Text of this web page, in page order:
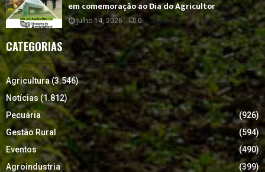
em comemoração ao Dia do Agricultor
julho 14, 2026 0
CATEGORIAS
Agricultura(3.546)
Notícias (1.812)
Pecuária
(926)
Gestão Rural
(594)
Eventos
(490)
Agroindustria
(399)